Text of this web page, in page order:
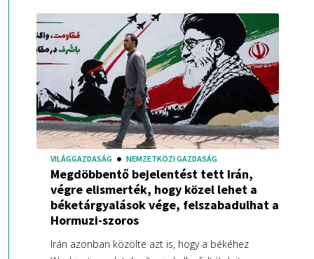
VILÁGGAZDASÁG NEMZETKÖZI GAZDASÁG
Megdöbbentő bejelentést tett Irán,
végre elismerték, hogy közel lehet a
béketárgyalások vége, felszabadulhat a
Hormuzi-szoros
Irán azonban közölte azt is, hogy a békéhez